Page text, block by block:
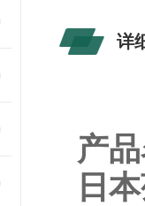
详
产
日